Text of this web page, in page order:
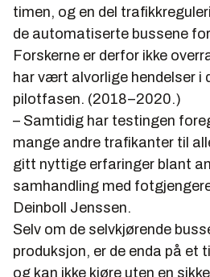
timen, og en del
de automatiserte bussene
Forskerne er derfor ikke
har vært alvorlige hendelser i
pilotfasen. (2018–2020.)
– Samtidig har testingen
mange andre trafikanter til
gitt nyttige erfaringer blant
samhandling med
Deinboll Jenssen.
Selv om de selvkjørende
produksjon, er de enda på et
og kan ikke kjøre uten en